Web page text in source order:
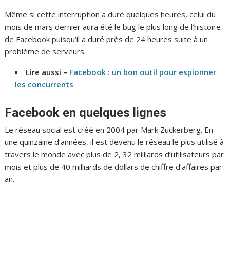
Même si cette interruption a duré quelques heures, celui du
mois de mars dernier aura été le bug le plus long de l’histoire
de Facebook puisqu’il a duré près de 24 heures suite à un
problème de serveurs.
Lire aussi – Facebook : un bon outil pour espionner
les concurrents
Facebook en quelques lignes
Le réseau social est créé en 2004 par Mark Zuckerberg. En
une quinzaine d’années, il est devenu le réseau le plus utilisé à
travers le monde avec plus de 2, 32 milliards d’utilisateurs par
mois et plus de 40 milliards de dollars de chiffre d’affaires par
an.